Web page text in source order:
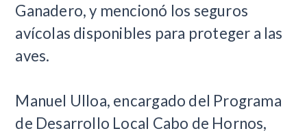
Ganadero, y mencionó los seguros
avícolas disponibles para proteger a las
aves.
Manuel Ulloa, encargado del Programa
de Desarrollo Local Cabo de Hornos,